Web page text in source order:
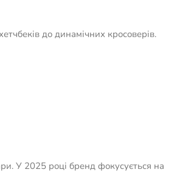
до динамічних кросоверів.
У 2025 році бренд фокусується на